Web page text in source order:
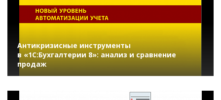
Антикризисные инструменты
в «1С:Бухгалтерии 8»: анализ и сравнение
продаж